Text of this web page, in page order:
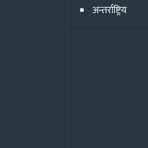
अन्तर्राष्ट्रिय